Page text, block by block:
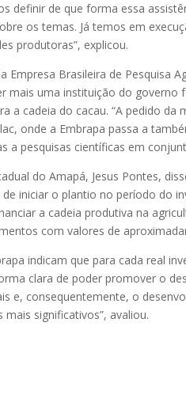
definir de que forma essa
os temas. Já temos em
produtoras”, explicou.
Empresa Brasileira de Pesquisa
mais uma instituição do governo
a cadeia do cacau. “A pedido
onde a Embrapa passa a
a pesquisas científicas em
do Amapá, Jesus Pontes,
iniciar o plantio no período do
a cadeia produtiva na
com valores de
indicam que para cada real
clara de poder promover o
e, consequentemente, o
mais significativos”, avaliou.